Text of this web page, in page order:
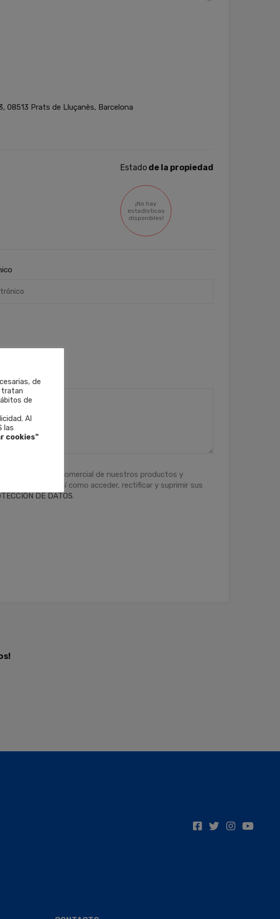
08513 Prats de Lluçanès, Barcelona
Estado de la propiedad
¡No hay
estadísticas
disponibles!
información comercial de nuestros productos y
momento, así como acceder, rectificar y suprimir sus
DE DATOS.
de
tratan
de
Al
las
cookies"